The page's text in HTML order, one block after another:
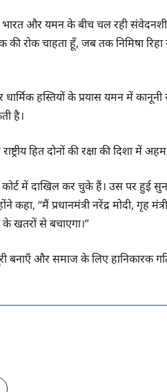
भारत और यमन के बीच चल रही
रोक चाहता हूँ, जब तक निमिषा
हस्तियों के प्रयास यमन में
है।
हित दोनों की रक्षा की दिशा में
में दाखिल कर चुके हैं। उस पर हुई
“मैं प्रधानमंत्री नरेंद्र मोदी, गृह
खतरों से बचाएगा।”
बनाएँ और समाज के लिए हानिकारक